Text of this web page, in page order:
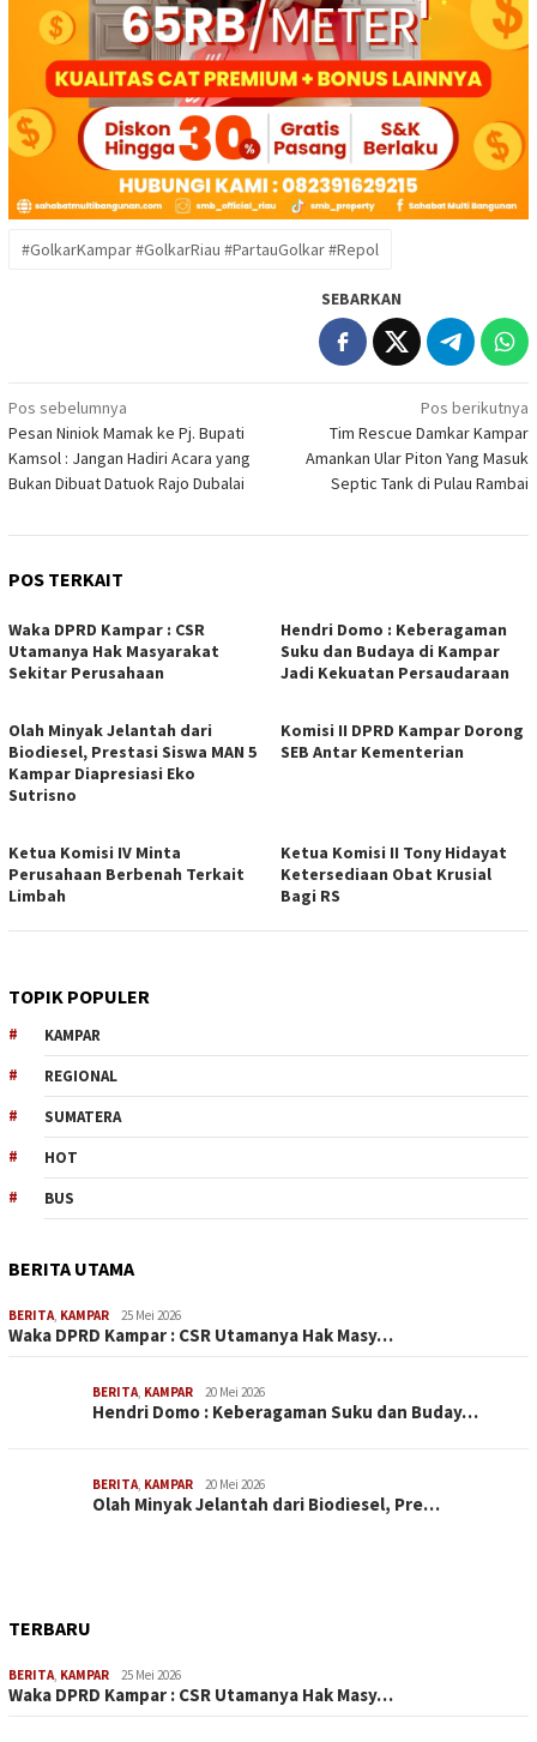
#GolkarKampar #GolkarRiau #PartauGolkar #Repol
SEBARKAN
Navigasi
pos
Pos sebelumnya
Pesan Niniok Mamak ke Pj. Bupati
Kamsol : Jangan Hadiri Acara yang
Bukan Dibuat Datuok Rajo Dubalai
Pos berikutnya
Tim Rescue Damkar Kampar
Amankan Ular Piton Yang Masuk
Septic Tank di Pulau Rambai
POS TERKAIT
Waka DPRD Kampar : CSR
Utamanya Hak Masyarakat
Sekitar Perusahaan
Hendri Domo : Keberagaman
Suku dan Budaya di Kampar
Jadi Kekuatan Persaudaraan
Olah Minyak Jelantah dari
Biodiesel, Prestasi Siswa MAN 5
Kampar Diapresiasi Eko
Sutrisno
Komisi II DPRD Kampar Dorong
SEB Antar Kementerian
Ketua Komisi IV Minta
Perusahaan Berbenah Terkait
Limbah
Ketua Komisi II Tony Hidayat
Ketersediaan Obat Krusial
Bagi RS
TOPIK POPULER
KAMPAR
REGIONAL
SUMATERA
HOT
BUS
BERITA UTAMA
BERITA, KAMPAR 25 Mei 2026
Waka DPRD Kampar : CSR Utamanya Hak Masy…
BERITA, KAMPAR 20 Mei 2026
Hendri Domo : Keberagaman Suku dan Buday…
BERITA, KAMPAR 20 Mei 2026
Olah Minyak Jelantah dari Biodiesel, Pre…
TERBARU
BERITA, KAMPAR 25 Mei 2026
Waka DPRD Kampar : CSR Utamanya Hak Masy…